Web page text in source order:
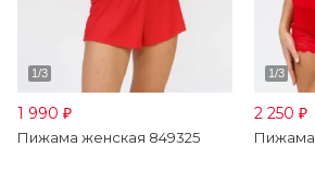
1 990 ₽
Пижама женская 849325
2 250 ₽
Пижама